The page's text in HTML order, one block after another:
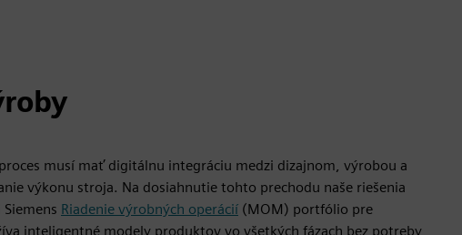
musí mať digitálnu integráciu medzi dizajnom, výrobou a
výkonu stroja. Na dosiahnutie tohto prechodu naše riešenia
Riadenie výrobných operácií (MOM) portfólio pre
inteligentné modely produktov vo všetkých fázach bez potreby